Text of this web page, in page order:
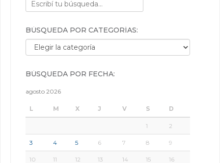
BÚSQUEDA POR CATEGORÍAS:
Búsqueda por categorías:
BÚSQUEDA POR FECHA:
agosto 2026
L M X J V S D
1 2
3 4 5 6 7 8 9
10 11 12 13 14 15 16